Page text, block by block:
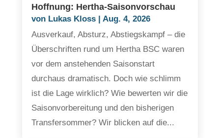
Hoffnung: Hertha-Saisonvorschau
von Lukas Kloss| Aug. 4, 2026
Ausverkauf, Absturz, Abstiegskampf – die
Überschriften rund um Hertha BSC waren
vor dem anstehenden Saisonstart
durchaus dramatisch. Doch wie schlimm
ist die Lage wirklich? Wie bewerten wir die
Saisonvorbereitung und den bisherigen
Transfersommer? Wir blicken auf die...